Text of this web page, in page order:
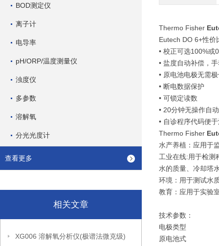
BOD测定仪
离子计
电导率
pH/ORP/温度测量仪
浊度仪
多参数
溶解氧
分光光度计
查看更多
相关文章
XG006 溶解氧分析仪(极谱法微克级)
Thermo Fisher
Eutech DO 6+性价
• 校正可选100%或
• 盐度自动补偿，
• 原电池电极无需
• 断电数据保护
• 可锁定读数
• 20分钟无操作自
• 自诊程序代码便
Thermo Fisher
水产养植：应用于
工业在线:用于检测
水的质量、冷却塔
环境：用于测试水
教育：应用于实验
技术参数：
电极类型
原电池式